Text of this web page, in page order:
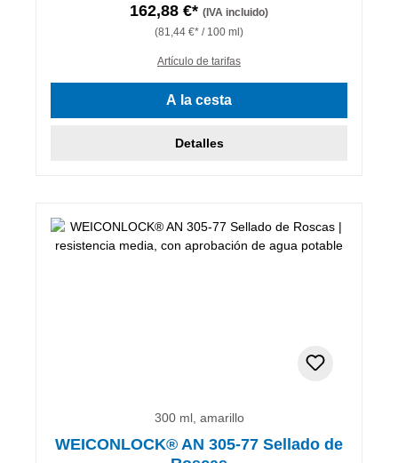
162,88 €* (IVA incluido)
(81,44 €* / 100 ml)
Artículo de tarifas
A la cesta
Detalles
300 ml, amarillo
WEICONLOCK® AN 305-77 Sellado de